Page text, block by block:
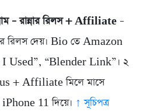
– রান্নার রিলস + Affiliate –
রিলস দেয়। Bio তে Amazon
Used”, “Blender Link”। ২
+ Affiliate মিলে মাসে
11 দিয়ে। ↑ সূচিপত্র